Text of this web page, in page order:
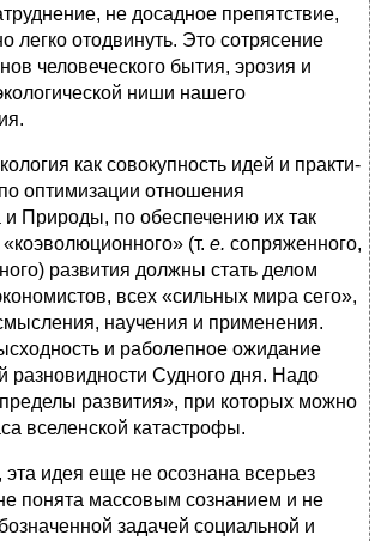
не до­садное препятствие,
легко отодвинуть. Это сотрясение
человеческого бытия, эрозия и
ниши нашего
как совокупность идей и практи­
оптимизации отношения
и Природы, по обеспечению их так
(т. е. сопряженного,
разви­тия должны стать делом
всех «сильных мира сего»,
научения и применения.
и раболепное ожи­дание
разновидности Судного дня. Надо
развития», при которых можно
вселенской катастрофы.
идея еще не осознана всерьез
понята массовым сознанием и не
задачей социальной и